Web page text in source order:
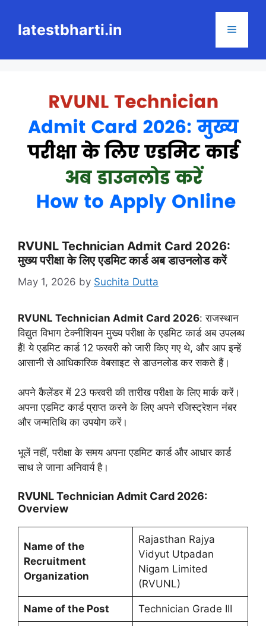
contentlatestbharti.in Menu
RVUNL Technician Admit Card 2026:
मुख्य परीक्षा के लिए एडमिट कार्ड अब डाउनलोड करें
May 1, 2026 by Suchita Dutta
RVUNL Technician Admit Card 2026: राजस्थान
विद्युत विभाग टेक्नीशियन मुख्य परीक्षा के एडमिट कार्ड अब उपलब्ध
हैं! ये एडमिट कार्ड 12 फरवरी को जारी किए गए थे, और आप इन्हें
आसानी से आधिकारिक वेबसाइट से डाउनलोड कर सकते हैं।
अपने कैलेंडर में 23 फरवरी की तारीख परीक्षा के लिए मार्क करें।
अपना एडमिट कार्ड प्राप्त करने के लिए अपने रजिस्ट्रेशन नंबर
और जन्मतिथि का उपयोग करें।
भूलें नहीं, परीक्षा के समय अपना एडमिट कार्ड और आधार कार्ड
साथ ले जाना अनिवार्य है।
RVUNL Technician Admit Card 2026:
Overview
Name of the
Recruitment
Organization
Rajasthan Rajya
Vidyut Utpadan
Nigam Limited
(RVUNL)
Name of the Post Technician Grade III